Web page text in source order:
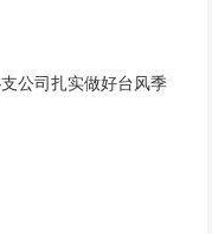
公司扎实做好台风季